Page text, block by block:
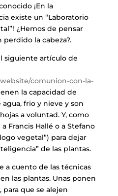
¡En la
existe un “Laboratorio
¿Hemos de pensar
la cabeza?.
siguiente artículo de
comunion-con-la-
la capacidad de
frio y nieve y son
a voluntad. Y, como
Francis Hallé o a Stefano
vegetal”) para dejar
de las plantas.
a cuento de las técnicas
las plantas. Unas ponen
para que se alejen